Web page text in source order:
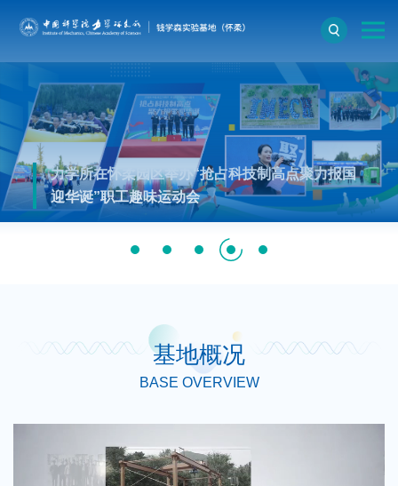
力学所在怀柔园区举办“抢占科技制高点聚力报国
迎华诞”职工趣味运动会
基地概况
BASE OVERVIEW